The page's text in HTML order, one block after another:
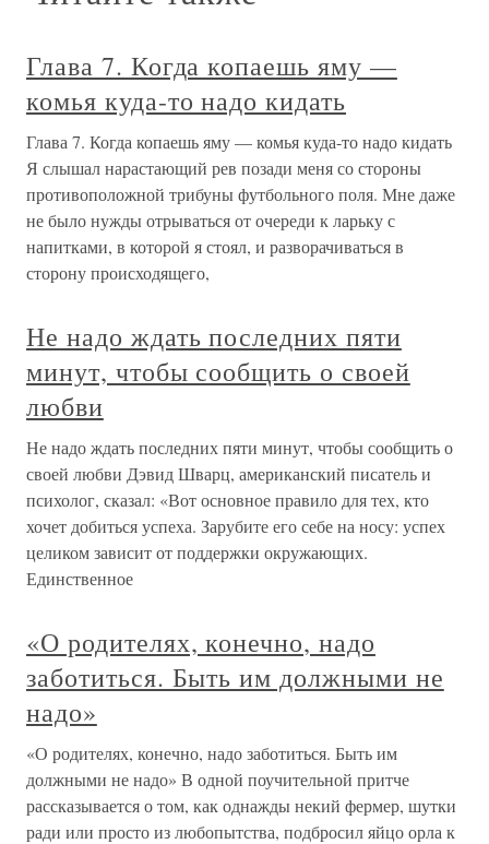
Глава 7. Когда копаешь яму —
комья куда-то надо кидать
Глава 7. Когда копаешь яму — комья куда-то надо кидать
Я слышал нарастающий рев позади меня со стороны
противоположной трибуны футбольного поля. Мне даже
не было нужды отрываться от очереди к ларьку с
напитками, в которой я стоял, и разворачиваться в
сторону происходящего,
Не надо ждать последних пяти
минут, чтобы сообщить о своей
любви
Не надо ждать последних пяти минут, чтобы сообщить о
своей любви Дэвид Шварц, американский писатель и
психолог, сказал: «Вот основное правило для тех, кто
хочет добиться успеха. Зарубите его себе на носу: успех
целиком зависит от поддержки окружающих.
Единственное
«О родителях, конечно, надо
заботиться. Быть им должными не
надо»
«О родителях, конечно, надо заботиться. Быть им
должными не надо» В одной поучительной притче
рассказывается о том, как однажды некий фермер, шутки
ради или просто из любопытства, подбросил яйцо орла к